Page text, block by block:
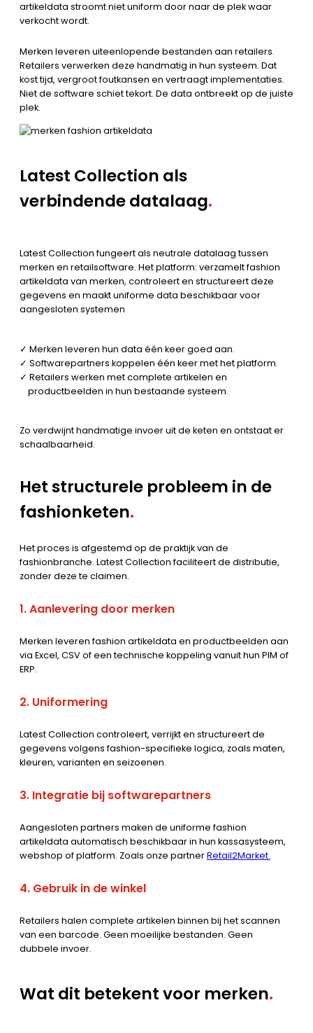
artikeldata stroomt niet uniform door naar de plek waar
verkocht wordt.
Merken leveren uiteenlopende bestanden aan retailers.
Retailers verwerken deze handmatig in hun systeem. Dat
kost tijd, vergroot foutkansen en vertraagt implementaties.
Niet de software schiet tekort. De data ontbreekt op de juiste
plek.
Latest Collection als
verbindende datalaag.
Latest Collection fungeert als neutrale datalaag tussen
merken en retailsoftware. Het platform: verzamelt fashion
artikeldata van merken, controleert en structureert deze
gegevens en maakt uniforme data beschikbaar voor
aangesloten systemen
✓ Merken leveren hun data één keer goed aan.
✓ Softwarepartners koppelen één keer met het platform.
✓ Retailers werken met complete artikelen en
productbeelden in hun bestaande systeem.
Zo verdwijnt handmatige invoer uit de keten en ontstaat er
schaalbaarheid.
Het structurele probleem in de
fashionketen.
Het proces is afgestemd op de praktijk van de
fashionbranche. Latest Collection faciliteert de distributie,
zonder deze te claimen.
1. Aanlevering door merken
Merken leveren fashion artikeldata en productbeelden aan
via Excel, CSV of een technische koppeling vanuit hun PIM of
ERP.
2. Uniformering
Latest Collection controleert, verrijkt en structureert de
gegevens volgens fashion-specifieke logica, zoals maten,
kleuren, varianten en seizoenen.
3. Integratie bij softwarepartners
Aangesloten partners maken de uniforme fashion
artikeldata automatisch beschikbaar in hun kassasysteem,
webshop of platform. Zoals onze partnerRetail2Market.
4. Gebruik in de winkel
Retailers halen complete artikelen binnen bij het scannen
van een barcode. Geen moeilijke bestanden. Geen
dubbele invoer.
Wat dit betekent voor merken.